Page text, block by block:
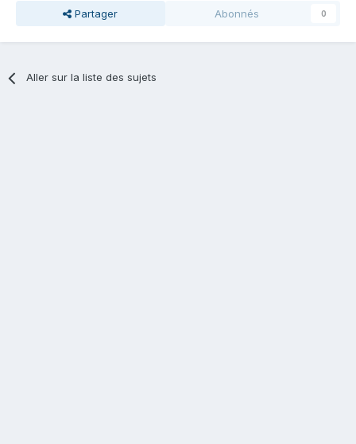
Partager Abonnés 0
Aller sur la liste des sujets